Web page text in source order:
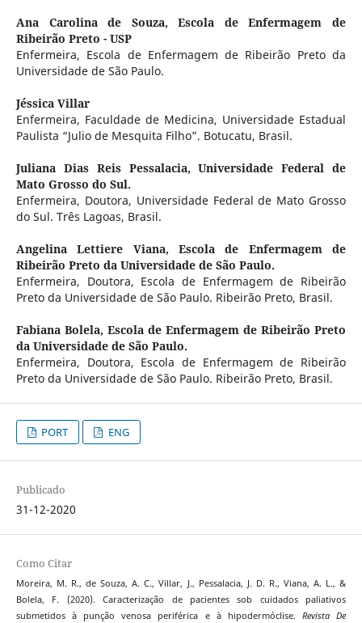
Ana Carolina de Souza,Escola de Enfermagem de
Ribeirão Preto - USP
Enfermeira, Escola de Enfermagem de Ribeirão Preto da
Universidade de São Paulo.
Jéssica Villar
Enfermeira, Faculdade de Medicina, Universidade Estadual
Paulista “Julio de Mesquita Filho”. Botucatu, Brasil.
Juliana Dias Reis Pessalacia,Universidade Federal de
Mato Grosso do Sul.
Enfermeira, Doutora, Universidade Federal de Mato Grosso
do Sul. Três Lagoas, Brasil.
Angelina Lettiere Viana, Escola de Enfermagem de
Ribeirão Preto da Universidade de São Paulo.
Enfermeira, Doutora, Escola de Enfermagem de Ribeirão
Preto da Universidade de São Paulo. Ribeirão Preto, Brasil.
Fabiana Bolela, Escola de Enfermagem de Ribeirão Preto
da Universidade de São Paulo.
Enfermeira, Doutora, Escola de Enfermagem de Ribeirão
Preto da Universidade de São Paulo. Ribeirão Preto, Brasil.
PORT ENG
Publicado
31-12-2020
Como Citar
Moreira, M. R., de Souza, A. C., Villar, J., Pessalacia, J. D. R., Viana, A. L., &
Bolela, F. (2020). Caracterização de pacientes sob cuidados paliativos
submetidos à punção venosa periférica e à hipodermóclise. Revista De